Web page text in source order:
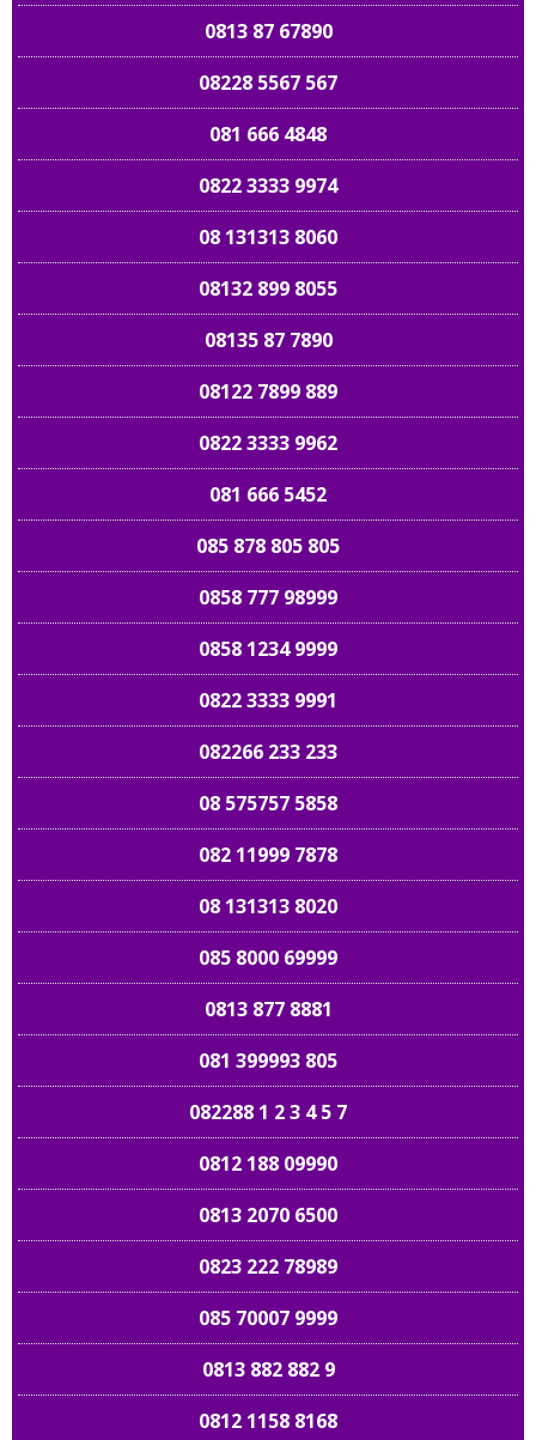
0813 87 67890
08228 5567 567
081 666 4848
0822 3333 9974
08 131313 8060
08132 899 8055
08135 87 7890
08122 7899 889
0822 3333 9962
081 666 5452
085 878 805 805
0858 777 98999
0858 1234 9999
0822 3333 9991
082266 233 233
08 575757 5858
082 11999 7878
08 131313 8020
085 8000 69999
0813 877 8881
081 399993 805
082288 1 2 3 4 5 7
0812 188 09990
0813 2070 6500
0823 222 78989
085 70007 9999
0813 882 882 9
0812 1158 8168